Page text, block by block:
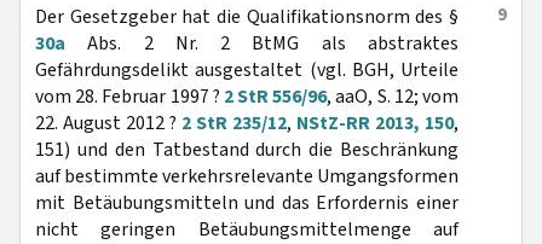
9
Der Gesetzgeber hat die Qualifikationsnorm des §
30a Abs. 2 Nr. 2 BtMG als abstraktes
Gefährdungsdelikt ausgestaltet (vgl. BGH, Urteile
vom 28. Februar 1997 ? 2 StR 556/96, aaO, S. 12; vom
22. August 2012 ? 2 StR 235/12, NStZ-RR 2013, 150,
151) und den Tatbestand durch die Beschränkung
auf bestimmte verkehrsrelevante Umgangsformen
mit Betäubungsmitteln und das Erfordernis einer
nicht geringen Betäubungsmittelmenge auf